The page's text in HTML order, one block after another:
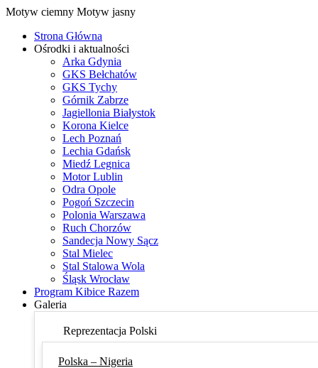
Motyw ciemny Motyw jasny
Strona Główna
Ośrodki i aktualności
Arka Gdynia
GKS Bełchatów
GKS Tychy
Górnik Zabrze
Jagiellonia Białystok
Korona Kielce
Lech Poznań
Lechia Gdańsk
Miedź Legnica
Motor Lublin
Odra Opole
Pogoń Szczecin
Polonia Warszawa
Ruch Chorzów
Sandecja Nowy Sącz
Stal Mielec
Stal Stalowa Wola
Śląsk Wrocław
Program Kibice Razem
Galeria
Reprezentacja Polski
Polska – Nigeria